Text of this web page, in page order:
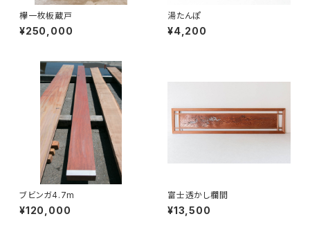
欅一枚板蔵戸
¥250,000
湯たんぽ
¥4,200
ブビンガ4.7m
¥120,000
富士透かし欄間
¥13,500